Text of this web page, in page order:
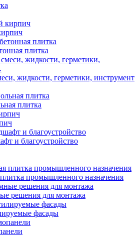
плитка
жидкости, герметики, инструмент
плитка
и благоустройство
промышленного назначения
решения для монтажа
фасады